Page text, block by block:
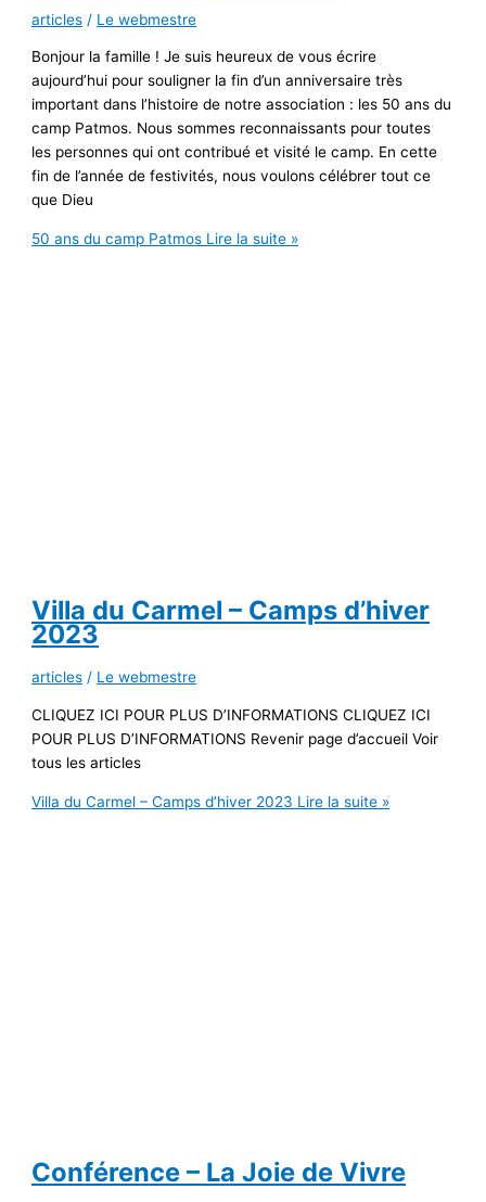
articles / Le webmestre
Bonjour la famille ! Je suis heureux de vous écrire
aujourd’hui pour souligner la fin d’un anniversaire très
important dans l’histoire de notre association : les 50 ans du
camp Patmos. Nous sommes reconnaissants pour toutes
les personnes qui ont contribué et visité le camp. En cette
fin de l’année de festivités, nous voulons célébrer tout ce
que Dieu
50 ans du camp Patmos Lire la suite »
Villa du Carmel – Camps d’hiver
2023
articles / Le webmestre
CLIQUEZ ICI POUR PLUS D’INFORMATIONS CLIQUEZ ICI
POUR PLUS D’INFORMATIONS Revenir page d’accueil Voir
tous les articles
Villa du Carmel – Camps d’hiver 2023 Lire la suite »
Conférence – La Joie de Vivre